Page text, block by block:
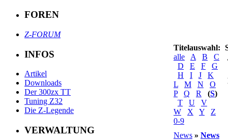
FOREN
Z-FORUM
INFOS
Artikel
Downloads
Der 300zx TT
Tuning Z32
Die Z-Legende
VERWALTUNG
Titelauswahl:
alle
A B
C
D
E F
G
H
I J
K
L
M N
O
P
Q R (S)
T
U
V
W
X Y
Z
0-9
News » News